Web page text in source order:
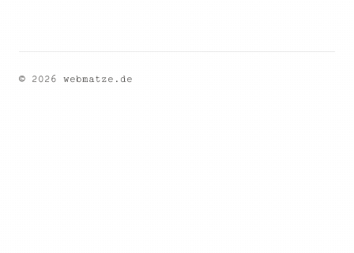
© 2026 webmatze.de